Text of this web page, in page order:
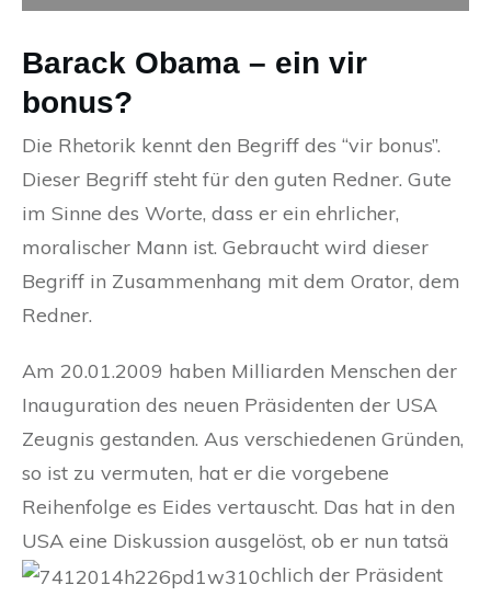
Barack Obama – ein vir
bonus?
Die Rhetorik kennt den Begriff des “vir bonus”.
Dieser Begriff steht für den guten Redner. Gute
im Sinne des Worte, dass er ein ehrlicher,
moralischer Mann ist. Gebraucht wird dieser
Begriff in Zusammenhang mit dem Orator, dem
Redner.
Am 20.01.2009 haben Milliarden Menschen der
Inauguration des neuen Präsidenten der USA
Zeugnis gestanden. Aus verschiedenen Gründen,
so ist zu vermuten, hat er die vorgebene
Reihenfolge es Eides vertauscht. Das hat in den
USA eine Diskussion ausgelöst, ob er nun tatsä
chlich der Präsident